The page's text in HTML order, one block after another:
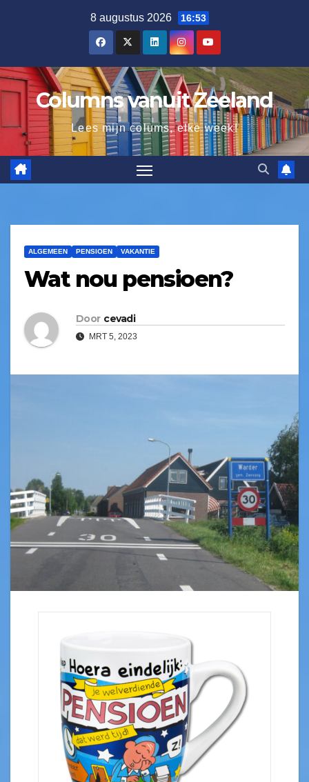
8 augustus 2026 16:53
Columns vanuit Zeeland
Lees mijn colums, elke week!
ALGEMEEN PENSIOEN VAKANTIE
Wat nou pensioen?
Door cevadi
MRT 5, 2023